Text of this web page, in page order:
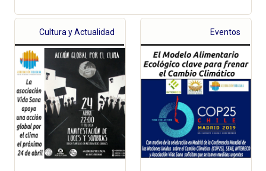
Cultura y Actualidad Eventos